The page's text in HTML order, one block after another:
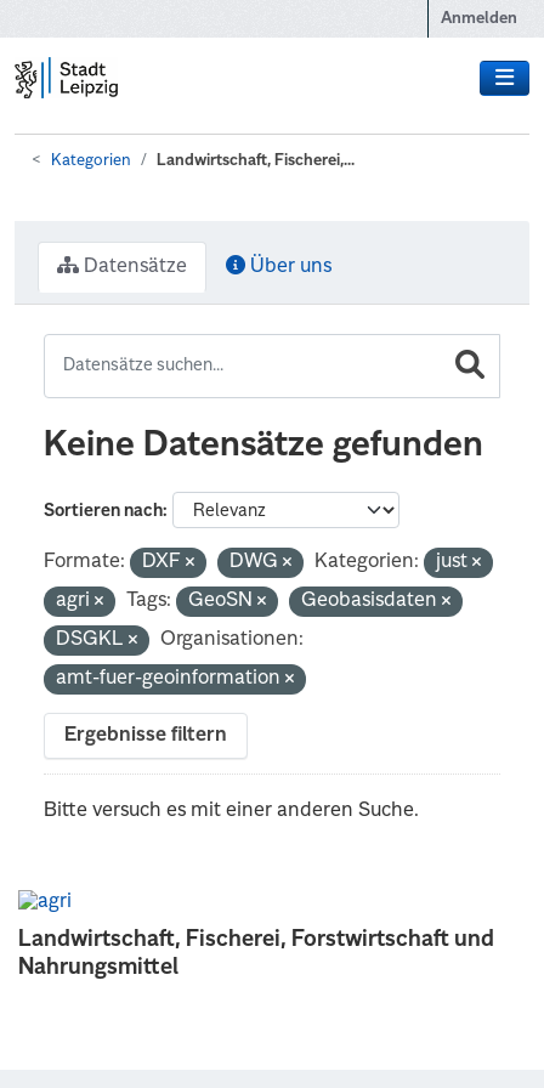
Anmelden
Kategorien Landwirtschaft, Fischerei,...
Landwirtschaft, Fischerei, Forstwirtschaft und
Nahrungsmittel
Datensätze Über uns
Keine Datensätze gefunden
Sortieren nach
Formate: DXF DWG Kategorien:
just
agri
Tags: GeoSN
Geobasisdaten
DSGKL
Organisationen:
amt-fuer-geoinformation
Ergebnisse filtern
Bitte versuch es mit einer anderen Suche.